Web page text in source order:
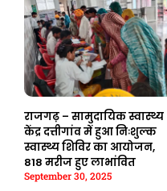
राजगढ़ – सामुदायिक स्वास्थ्य
केंद्र दत्तीगांव में हुआ निःशुल्क
स्वास्थ्य शिविर का आयोजन,
818 मरीज हुए लाभांवित
September 30, 2025